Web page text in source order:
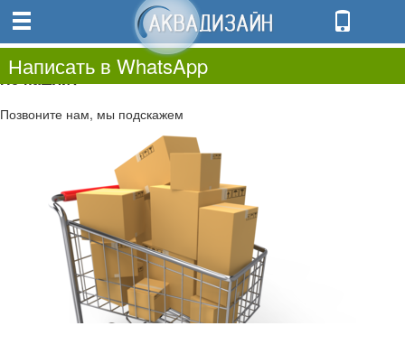
0.00
0
Не нашли?
Позвоните нам, мы подскажем
Написать в WhatsApp